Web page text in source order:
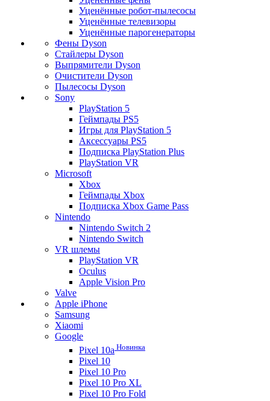
Уценённые робот-пылесосы
Уценённые телевизоры
Уценённые парогенераторы
Фены Dyson
Стайлеры Dyson
Выпрямители Dyson
Очистители Dyson
Пылесосы Dyson
Sony
PlayStation 5
Геймпады PS5
Игры для PlayStation 5
Аксессуары PS5
Подписка PlayStation Plus
PlayStation VR
Microsoft
Xbox
Геймпады Xbox
Подписка Xbox Game Pass
Nintendo
Nintendo Switch 2
Nintendo Switch
VR шлемы
PlayStation VR
Oculus
Apple Vision Pro
Valve
Apple iPhone
Samsung
Xiaomi
Google
Pixel 10a Новинка
Pixel 10
Pixel 10 Pro
Pixel 10 Pro XL
Pixel 10 Pro Fold